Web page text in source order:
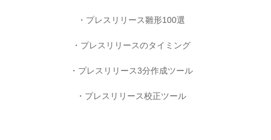
プレスリリース雛形100選
プレスリリースのタイミング
プレスリリース3分作成ツール
プレスリリース校正ツール